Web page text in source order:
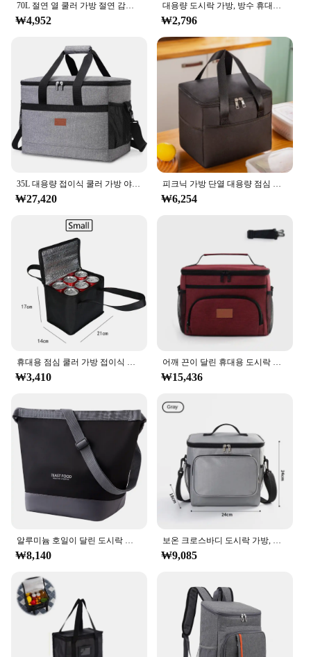
Bag, is the quintessential companion for all your
outdoor adventures. Designed with a picnic-
inspired aesthetic, this bag combines functionality
with style, making it a must-have for wholesale
vendors and suppliers. Its large capacity allows you
to carry an abundance of food and drinks, ensuring
you have everything you need for a memorable
picnic or a day out in the park. The bag's design is
not only practical but also fashionable, making it a
versatile accessory for any occasion.
**Built to Last and Easy to Maintain**
Crafted from high-quality nylon, this bag is built to
withstand the rigors of daily use. Its water-resistant
properties ensure that your food stays dry, even in
unexpected showers. The bag's easy-to-clean
surface means that spills and stains are no match for
its durability. The included removable insulated
liner adds an extra layer of protection, keeping your
food at the desired temperature for longer periods.
Whether you're a busy parent on the go or a
professional caterer, this bag's performance and
property are designed to meet your needs.
**Perfect for On-the-Go Lifestyles**
The 대용량도시락가방 is not just a bag; it's a
statement of convenience. Its lightweight yet sturdy
construction makes it easy to carry, while the
multiple compartments ensure that your items are
organized and easily accessible. The bag's size is
ideal for a variety of scenarios, from a family outing
to a day at the beach. The large capacity sets it apart
from other bags, making it a go-to choice for those
who need to carry a significant amount of food and
supplies. This bag is more than just a bag; it's a
partner for all your adventures.
70L 절연 열 쿨러 가방 절연 감기 유지 대용량 휴대용 점심 가방 우편 피크닉 캠핑 주석 호일 식품 가방
₩4,952
대용량 도시락 가방, 방수 휴대용 단열 도시락 상자, 귀여운 학교 도시락 가방
₩2,796
35L 대용량 접이식 쿨러 가방 야외 여행 캠핑 바베큐 가족 파티를위한 절연 피크닉 점심 가방 상자 냉각 가방
₩27,420
피크닉 가방 단열 대용량 점심 식품 보관 가방 외부 포켓 옥스포드 천 방수 도시락 가방 토트
₩6,254
휴대용 점심 쿨러 가방 접이식 절연 피크닉 아이스 팩 식품 열 가방 음료 캐리어 절연 가방 맥주 배달 가방
₩3,410
어깨 끈이 달린 휴대용 도시락 가방, 식품 보온 박스, 사무실 야외 누수 방지 물 얼음 팩, 두꺼운 단열 케이스
₩15,436
알루미늄 호일이 달린 도시락 가방, 휴대용 도시락 가방, 방수 보온 도시락 가방, 야외 여행 작업용 대용량
₩8,140
보온 크로스바디 도시락 가방, 정리함 대용량 핸드백 토트, 옥스포드 방수 피크닉 음식 보관 가방
₩9,085